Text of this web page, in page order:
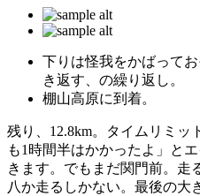
下りは怪我をかばって
き返す、の繰り返し。
棚山高原に到着。
残り、12.8km。タイムリミッ
も1時間半はかかったよ」と
きます。でもまだ関門前。走
八か走るしかない。最後の大